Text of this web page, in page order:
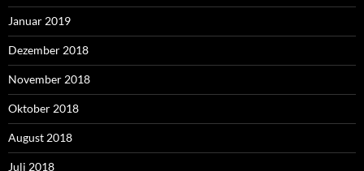
Januar 2019
Dezember 2018
November 2018
Oktober 2018
August 2018
Juli 2018